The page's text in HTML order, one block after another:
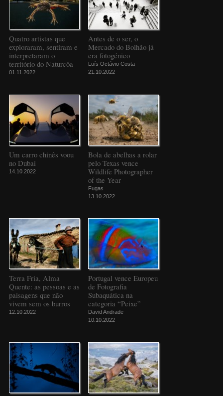
Quatro artistas que
exploraram, sentiram e
interpretaram o
território do Naturcôa
01.11.2022
Antes de o ser, o
Mercado do Bolhão já
era fotogénico
Luís Octávio Costa
21.10.2022
Um carro chinês voou
no Dubai
14.10.2022
Bola de abelhas a rolar
pelo Texas vence
Wildlife Photographer
of the Year
Fugas
13.10.2022
Terra Fria, Alma
Quente: as pessoas e as
paisagens que não
vivem sem os burros
12.10.2022
Portugal vence Europeu
de Fotografia
Subaquática na
categoria “Peixe”
David Andrade
10.10.2022